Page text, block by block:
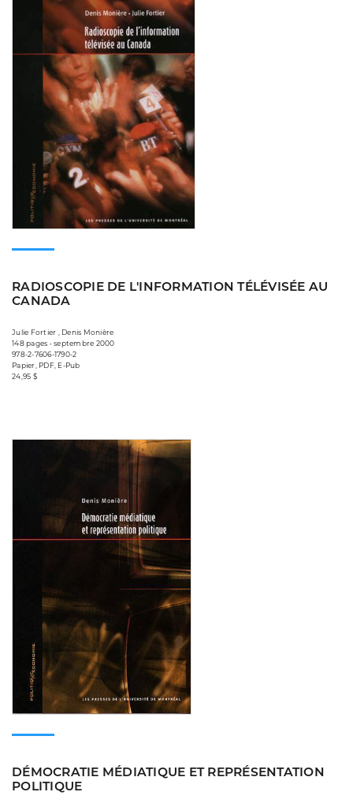
RADIOSCOPIE DE L'INFORMATION TÉLÉVISÉE AU
CANADA
Julie Fortier , Denis Monière
148 pages • septembre 2000
978-2-7606-1790-2
Papier, PDF, E-Pub
24,95 $
DÉMOCRATIE MÉDIATIQUE ET REPRÉSENTATION
POLITIQUE